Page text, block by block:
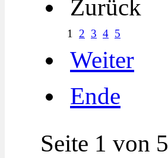
Zurück
1 2 3 4 5
Weiter
Ende
Seite 1 von 5